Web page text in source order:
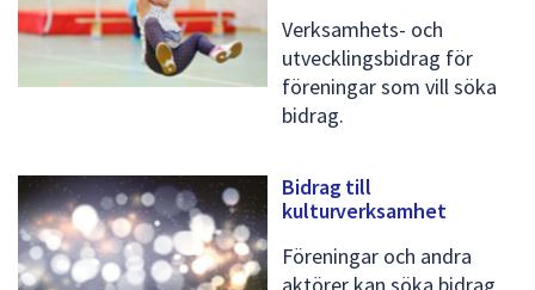
Verksamhets- och
utvecklingsbidrag för
föreningar som vill söka
bidrag.
Bidrag till
kulturverksamhet
Föreningar och andra